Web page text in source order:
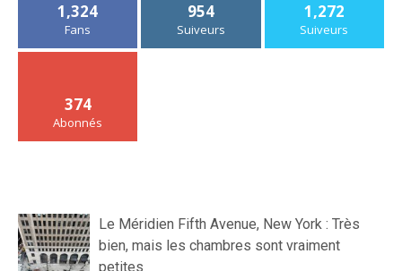
1,324
Fans
954
Suiveurs
1,272
Suiveurs
374
Abonnés
Le Méridien Fifth Avenue, New York : Très
bien, mais les chambres sont vraiment
petites